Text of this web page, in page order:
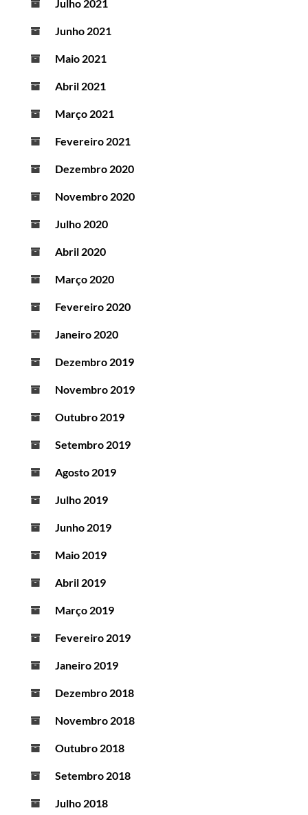
Julho 2021
Junho 2021
Maio 2021
Abril 2021
Março 2021
Fevereiro 2021
Dezembro 2020
Novembro 2020
Julho 2020
Abril 2020
Março 2020
Fevereiro 2020
Janeiro 2020
Dezembro 2019
Novembro 2019
Outubro 2019
Setembro 2019
Agosto 2019
Julho 2019
Junho 2019
Maio 2019
Abril 2019
Março 2019
Fevereiro 2019
Janeiro 2019
Dezembro 2018
Novembro 2018
Outubro 2018
Setembro 2018
Julho 2018